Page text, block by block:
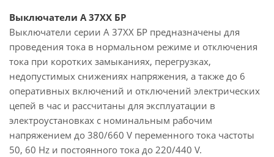
Выключатели А 37ХХ БР
Выключатели серии А 37ХХ БР предназначены для
проведения тока в нормальном режиме и отключения
тока при коротких замыканиях, перегрузках,
недопустимых снижениях напряжения, а также до 6
оперативных включений и отключений электрических
цепей в час и рассчитаны для эксплуатации в
электроустановках с номинальным рабочим
напряжением до 380/660 V переменного тока частоты
50, 60 Hz и постоянного тока до 220/440 V.